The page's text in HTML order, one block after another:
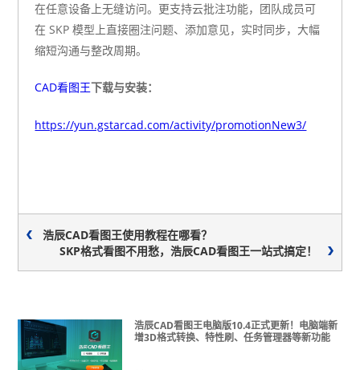
在任意设备上无缝访问。更支持云批注功能，团队成员可
在 SKP 模型上直接圈注问题、添加意见，实时同步，大幅
缩短沟通与整改周期。
CAD看图王下载与安装：
https://yun.gstarcad.com/activity/promotionNew3/
浩辰CAD看图王使用教程在哪看？
SKP格式看图不用愁，浩辰CAD看图王一站式搞定！
浩辰CAD看图王电脑版10.4正式更新！电脑端新
增3D格式转换、特性刷、任务管理器等新功能